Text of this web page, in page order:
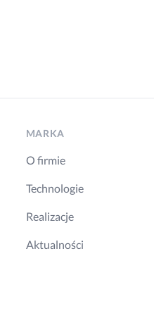
MARKA
O firmie
Technologie
Realizacje
Aktualności